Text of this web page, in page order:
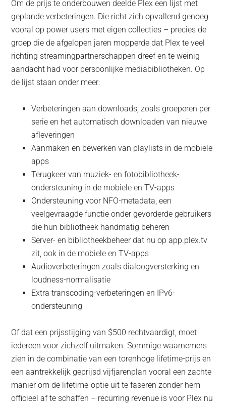
Om de prijs te onderbouwen deelde Plex een lijst met
geplande verbeteringen. Die richt zich opvallend genoeg
vooral op power users met eigen collecties – precies de
groep die de afgelopen jaren mopperde dat Plex te veel
richting streamingpartnerschappen dreef en te weinig
aandacht had voor persoonlijke mediabibliotheken. Op
de lijst staan onder meer:
Verbeteringen aan downloads, zoals groeperen per
serie en het automatisch downloaden van nieuwe
afleveringen
Aanmaken en bewerken van playlists in de mobiele
apps
Terugkeer van muziek- en fotobibliotheek-
ondersteuning in de mobiele en TV-apps
Ondersteuning voor NFO-metadata, een
veelgevraagde functie onder gevorderde gebruikers
die hun bibliotheek handmatig beheren
Server- en bibliotheekbeheer dat nu op app.plex.tv
zit, ook in de mobiele en TV-apps
Audioverbeteringen zoals dialoogversterking en
loudness-normalisatie
Extra transcoding-verbeteringen en IPv6-
ondersteuning
Of dat een prijsstijging van $500 rechtvaardigt, moet
iedereen voor zichzelf uitmaken. Sommige waarnemers
zien in de combinatie van een torenhoge lifetime-prijs en
een aantrekkelijk geprijsd vijfjarenplan vooral een zachte
manier om de lifetime-optie uit te faseren zonder hem
officieel af te schaffen – recurring revenue is voor Plex nu